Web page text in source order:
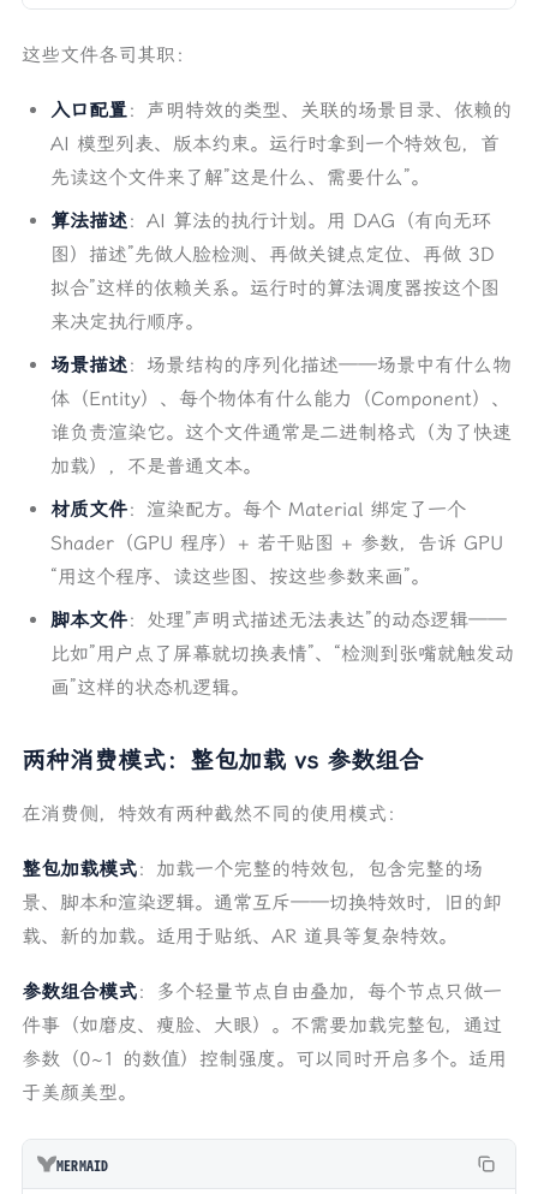
这些文件各司其职：
入口配置：声明特效的类型、关联的场景目录、依赖的
AI 模型列表、版本约束。运行时拿到一个特效包，首
先读这个文件来了解”这是什么、需要什么”。
算法描述：AI 算法的执行计划。用 DAG（有向无环
图）描述”先做人脸检测、再做关键点定位、再做 3D
拟合”这样的依赖关系。运行时的算法调度器按这个图
来决定执行顺序。
场景描述：场景结构的序列化描述——场景中有什么物
体（Entity）、每个物体有什么能力（Component）、
谁负责渲染它。这个文件通常是二进制格式（为了快速
加载），不是普通文本。
材质文件：渲染配方。每个 Material 绑定了一个
Shader（GPU 程序）+ 若干贴图 + 参数，告诉 GPU
“用这个程序、读这些图、按这些参数来画”。
脚本文件：处理”声明式描述无法表达”的动态逻辑——
比如”用户点了屏幕就切换表情”、“检测到张嘴就触发动
画”这样的状态机逻辑。
两种消费模式：整包加载 vs 参数组合
在消费侧，特效有两种截然不同的使用模式：
整包加载模式：加载一个完整的特效包，包含完整的场
景、脚本和渲染逻辑。通常互斥——切换特效时，旧的卸
载、新的加载。适用于贴纸、AR 道具等复杂特效。
参数组合模式：多个轻量节点自由叠加，每个节点只做一
件事（如磨皮、瘦脸、大眼）。不需要加载完整包，通过
参数（0~1 的数值）控制强度。可以同时开启多个。适用
于美颜美型。
MERMAID